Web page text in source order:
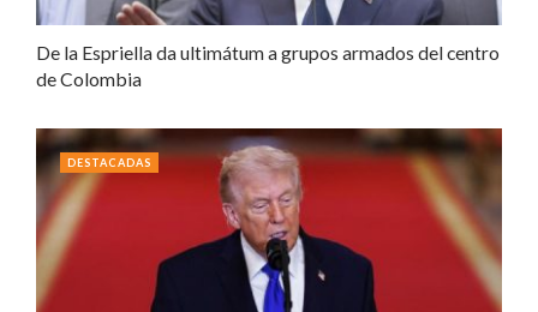
De la Espriella da ultimátum a grupos armados del centro
de Colombia
DESTACADAS